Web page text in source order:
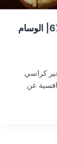
تأجير كراسي وطاولات الكويت |67055034| الوسام
كراسي
عن